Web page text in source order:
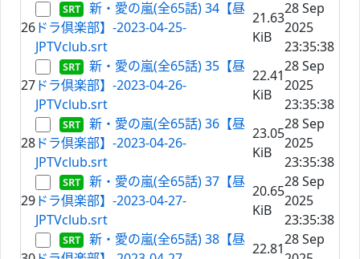
26
新・愛の嵐(全65話) 34【昼
ドラ倶楽部】-2023-04-25-
JPTVclub.srt
21.63
KiB
28 Sep
2025
23:35:38
27
新・愛の嵐(全65話) 35【昼
ドラ倶楽部】-2023-04-26-
JPTVclub.srt
22.41
KiB
28 Sep
2025
23:35:38
28
新・愛の嵐(全65話) 36【昼
ドラ倶楽部】-2023-04-26-
JPTVclub.srt
23.05
KiB
28 Sep
2025
23:35:38
29
新・愛の嵐(全65話) 37【昼
ドラ倶楽部】-2023-04-27-
JPTVclub.srt
20.65
KiB
28 Sep
2025
23:35:38
新・愛の嵐(全65話) 38【昼
22.81
28 Sep